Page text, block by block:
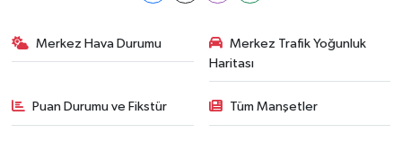
Merkez Hava Durumu
Merkez Trafik Yoğunluk
Haritası
Puan Durumu ve Fikstür Tüm Manşetler